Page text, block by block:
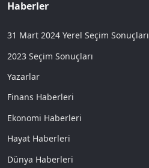
Haberler
31 Mart 2024 Yerel Seçim Sonuçları
2023 Seçim Sonuçları
Yazarlar
Finans Haberleri
Ekonomi Haberleri
Hayat Haberleri
Dünya Haberleri